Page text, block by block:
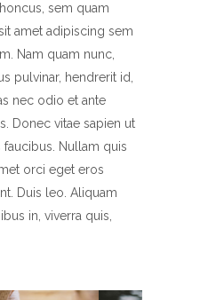
sem quam
amet adipiscing sem
Nam quam nunc,
pulvinar, hendrerit id,
nec odio et ante
Donec vitae sapien ut
faucibus. Nullam quis
orci eget eros
Duis leo. Aliquam
in, viverra quis,